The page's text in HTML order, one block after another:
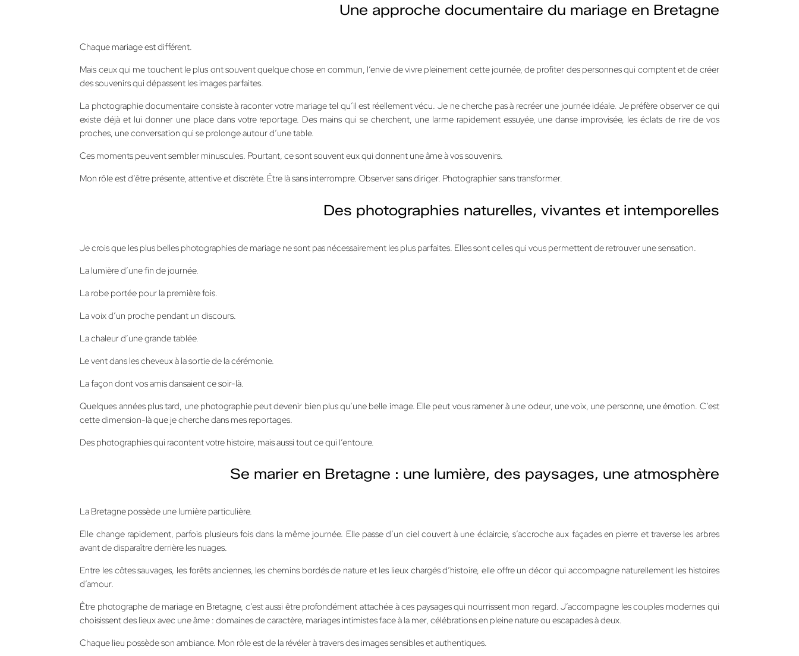
Une approche documentaire du mariage en Bretagne
Chaque mariage est différent.
Mais ceux qui me touchent le plus ont souvent quelque chose en commun, l’envie de vivre pleinement cette journée, de profiter des personnes qui comptent et de créer
des souvenirs qui dépassent les images parfaites.
La photographie documentaire consiste à raconter votre mariage tel qu’il est réellement vécu. Je ne cherche pas à recréer une journée idéale. Je préfère observer ce qui
existe déjà et lui donner une place dans votre reportage. Des mains qui se cherchent, une larme rapidement essuyée, une danse improvisée, les éclats de rire de vos
proches, une conversation qui se prolonge autour d’une table.
Ces moments peuvent sembler minuscules. Pourtant, ce sont souvent eux qui donnent une âme à vos souvenirs.
Mon rôle est d’être présente, attentive et discrète. Être là sans interrompre. Observer sans diriger. Photographier sans transformer.
Des photographies naturelles, vivantes et intemporelles
Je crois que les plus belles photographies de mariage ne sont pas nécessairement les plus parfaites. Elles sont celles qui vous permettent de retrouver une sensation.
La lumière d’une fin de journée.
La robe portée pour la première fois.
La voix d’un proche pendant un discours.
La chaleur d’une grande tablée.
Le vent dans les cheveux à la sortie de la cérémonie.
La façon dont vos amis dansaient ce soir-là.
Quelques années plus tard, une photographie peut devenir bien plus qu’une belle image. Elle peut vous ramener à une odeur, une voix, une personne, une émotion. C’est
cette dimension-là que je cherche dans mes reportages.
Des photographies qui racontent votre histoire, mais aussi tout ce qui l’entoure.
Se marier en Bretagne : une lumière, des paysages, une atmosphère
La Bretagne possède une lumière particulière.
Elle change rapidement, parfois plusieurs fois dans la même journée. Elle passe d’un ciel couvert à une éclaircie, s’accroche aux façades en pierre et traverse les arbres
avant de disparaître derrière les nuages.
Entre les côtes sauvages, les forêts anciennes, les chemins bordés de nature et les lieux chargés d’histoire, elle offre un décor qui accompagne naturellement les histoires
d’amour.
Être photographe de mariage en Bretagne, c’est aussi être profondément attachée à ces paysages qui nourrissent mon regard. J’accompagne les couples modernes qui
choisissent des lieux avec une âme : domaines de caractère, mariages intimistes face à la mer, célébrations en pleine nature ou escapades à deux.
Chaque lieu possède son ambiance. Mon rôle est de la révéler à travers des images sensibles et authentiques.